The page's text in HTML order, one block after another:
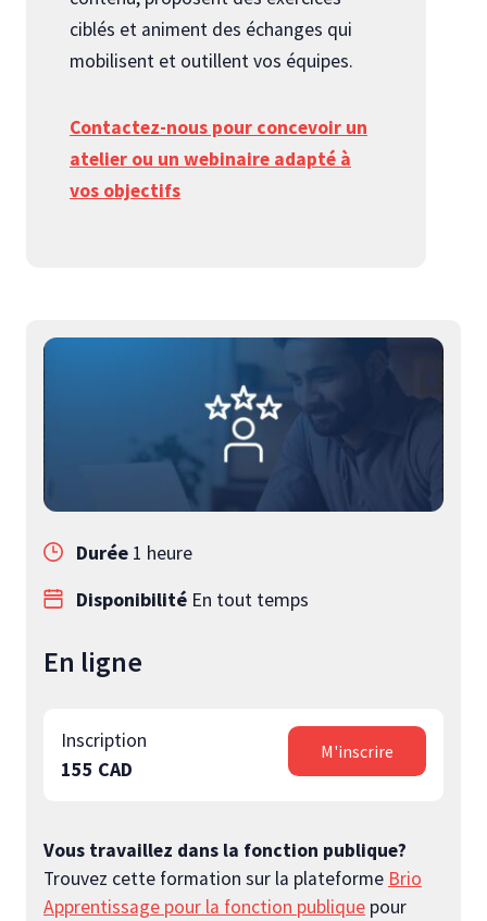
ciblés et animent des échanges qui
mobilisent et outillent vos équipes.
Contactez-nous pour concevoir un
atelier ou un webinaire adapté à
vos objectifs
Durée 1 heure
Disponibilité En tout temps
En ligne
Inscription
155 CAD
M'inscrire
Vous travaillez dans la fonction publique?
Trouvez cette formation sur la plateforme Brio
Apprentissage pour la fonction publique pour